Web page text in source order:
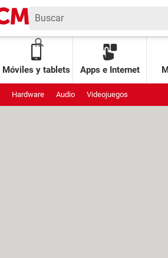
Móviles y tablets Apps e Internet
Hardware Audio Videojuegos